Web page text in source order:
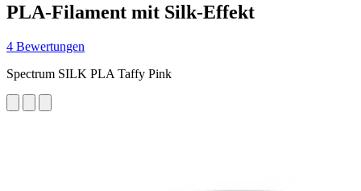
PLA-Filament mit Silk-Effekt
4 Bewertungen
Spectrum SILK PLA Taffy Pink